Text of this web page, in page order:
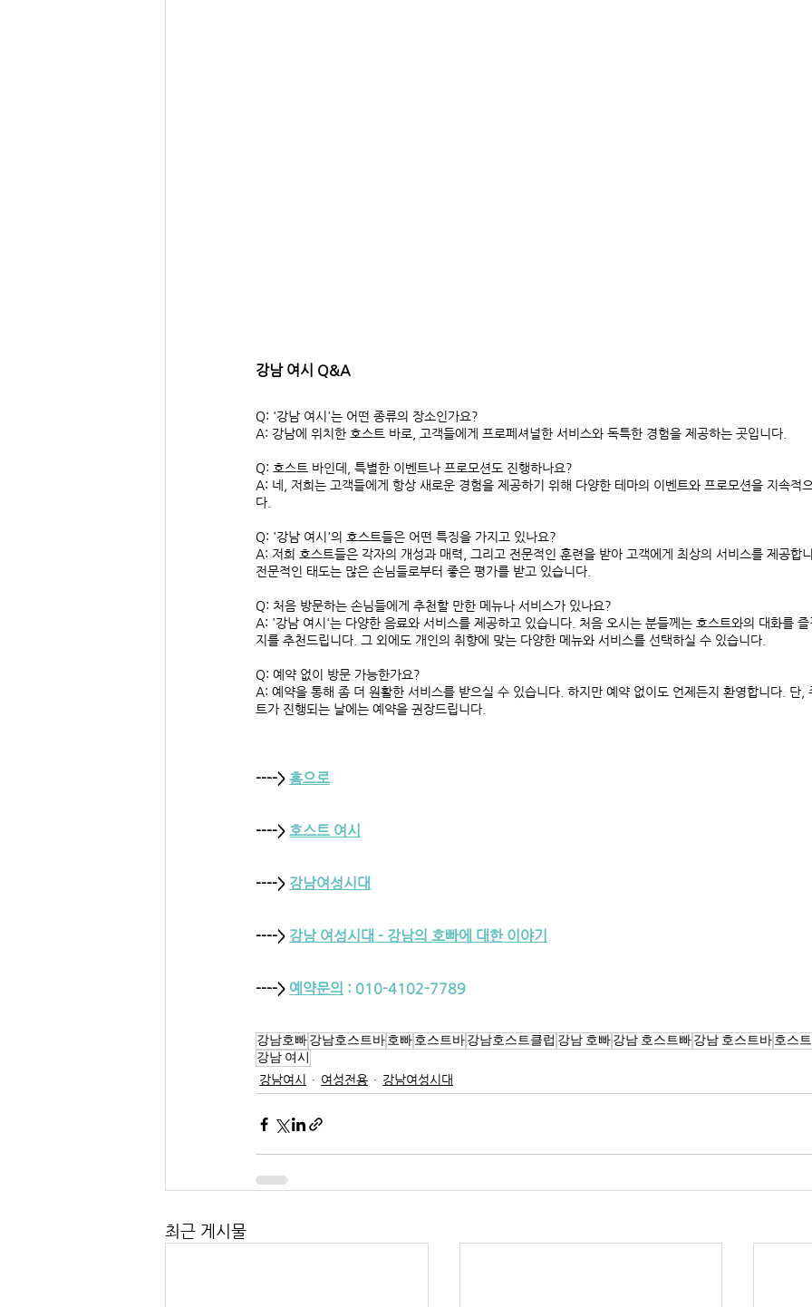
강남 여시 Q&A
Q: '강남 여시'는 어떤 종류의 장소인가요?
A: 강남에 위치한 호스트 바로, 고객들에게 프로페셔널한 서비스와 독특한 경험을 제공하는 곳입니다.
Q: 호스트 바인데, 특별한 이벤트나 프로모션도 진행하나요?
A: 네, 저희는 고객들에게 항상 새로운 경험을 제공하기 위해 다양한 테마의 이벤트와 프로모션을 지속적
다.
Q: '강남 여시'의 호스트들은 어떤 특징을 가지고 있나요?
A: 저희 호스트들은 각자의 개성과 매력, 그리고 전문적인 훈련을 받아 고객에게 최상의 서비스를 제공합
전문적인 태도는 많은 손님들로부터 좋은 평가를 받고 있습니다.
Q: 처음 방문하는 손님들에게 추천할 만한 메뉴나 서비스가 있나요?
A: '강남 여시'는 다양한 음료와 서비스를 제공하고 있습니다. 처음 오시는 분들께는 호스트와의 대화를 즐
지를 추천드립니다. 그 외에도 개인의 취향에 맞는 다양한 메뉴와 서비스를 선택하실 수 있습니다.
Q: 예약 없이 방문 가능한가요?
A: 예약을 통해 좀 더 원활한 서비스를 받으실 수 있습니다. 하지만 예약 없이도 언제든지 환영합니다. 단,
트가 진행되는 날에는 예약을 권장드립니다.
----> 홈으로
----> 호스트 여시
----> 강남여성시대
----> 강남 여성시대 - 강남의 호빠에 대한 이야기
----> 예약문의 : 010-4102-7789
강남호빠강남호스트바호빠호스트바강남호스트클럽 강남 호빠강남 호스트빠강남 호스트바호스
강남 여시
강남여시 여성전용 강남여성시대
최근 게시물